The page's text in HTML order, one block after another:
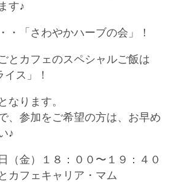
す♪
・「さわやかハーブの会」！
とカフェのスペシャルご飯は
イス」！
なります。
、参加をご希望の方は、お早め
♪
（金）１８：００〜１９：４０
カフェキャリア・マム